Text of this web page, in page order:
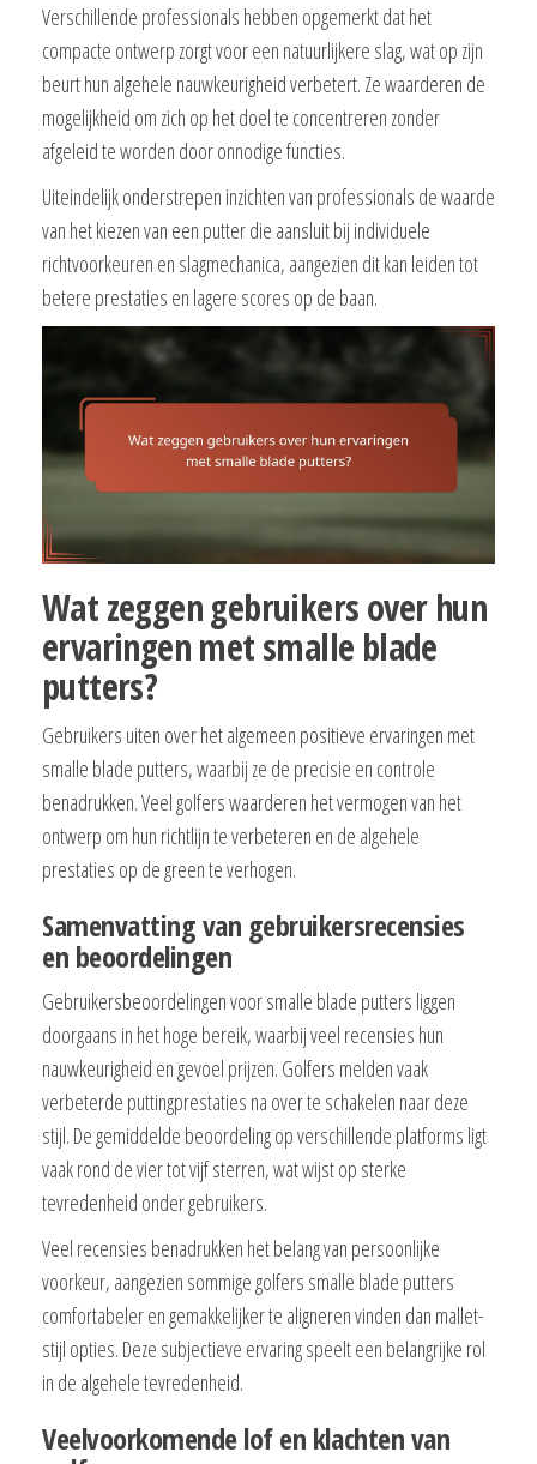
Verschillende professionals hebben opgemerkt dat het
compacte ontwerp zorgt voor een natuurlijkere slag, wat op zijn
beurt hun algehele nauwkeurigheid verbetert. Ze waarderen de
mogelijkheid om zich op het doel te concentreren zonder
afgeleid te worden door onnodige functies.
Uiteindelijk onderstrepen inzichten van professionals de waarde
van het kiezen van een putter die aansluit bij individuele
richtvoorkeuren en slagmechanica, aangezien dit kan leiden tot
betere prestaties en lagere scores op de baan.
Wat zeggen gebruikers over hun
ervaringen met smalle blade
putters?
Gebruikers uiten over het algemeen positieve ervaringen met
smalle blade putters, waarbij ze de precisie en controle
benadrukken. Veel golfers waarderen het vermogen van het
ontwerp om hun richtlijn te verbeteren en de algehele
prestaties op de green te verhogen.
Samenvatting van gebruikersrecensies
en beoordelingen
Gebruikersbeoordelingen voor smalle blade putters liggen
doorgaans in het hoge bereik, waarbij veel recensies hun
nauwkeurigheid en gevoel prijzen. Golfers melden vaak
verbeterde puttingprestaties na over te schakelen naar deze
stijl. De gemiddelde beoordeling op verschillende platforms ligt
vaak rond de vier tot vijf sterren, wat wijst op sterke
tevredenheid onder gebruikers.
Veel recensies benadrukken het belang van persoonlijke
voorkeur, aangezien sommige golfers smalle blade putters
comfortabeler en gemakkelijker te aligneren vinden dan mallet-
stijl opties. Deze subjectieve ervaring speelt een belangrijke rol
in de algehele tevredenheid.
Veelvoorkomende lof en klachten van